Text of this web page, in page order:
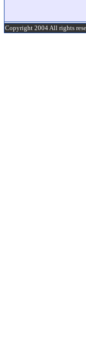
Copyright 2004 All rights